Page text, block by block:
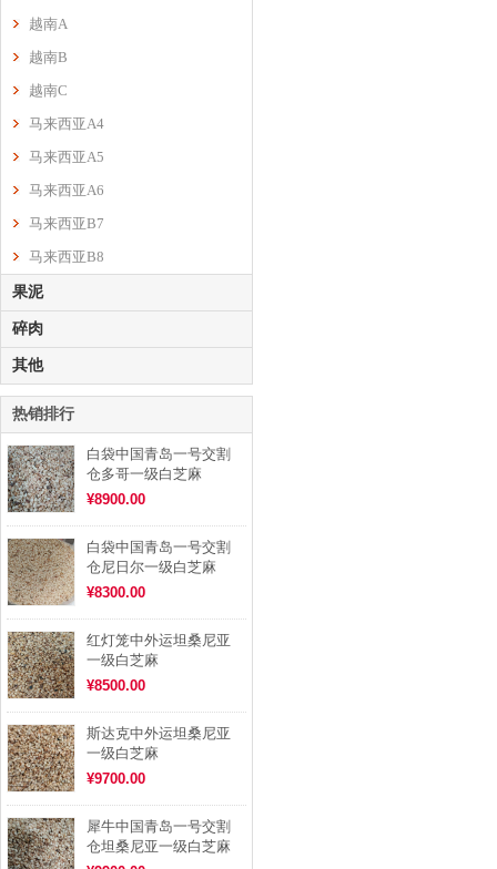
越南A
越南B
越南C
马来西亚A4
马来西亚A5
马来西亚A6
马来西亚B7
马来西亚B8
果泥
碎肉
其他
热销排行
白袋中国青岛一号交割
仓多哥一级白芝麻
¥8900.00
白袋中国青岛一号交割
仓尼日尔一级白芝麻
¥8300.00
红灯笼中外运坦桑尼亚
一级白芝麻
¥8500.00
斯达克中外运坦桑尼亚
一级白芝麻
¥9700.00
犀牛中国青岛一号交割
仓坦桑尼亚一级白芝麻